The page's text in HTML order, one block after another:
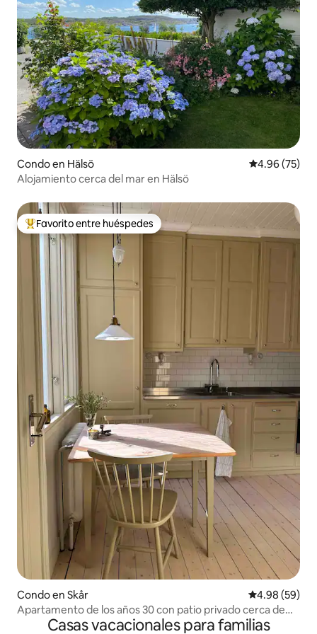
Condo en Hälsö Calificación
4.96 (75)
Alojamiento cerca del mar en Hälsö
Favorito entre huéspedes preferido
Favorito entre huéspedes
Condo en Skår Calificación
4.98 (59)
Apartamento de los años 30 con patio privado cerca de
LisebergCasas vacacionales para familias